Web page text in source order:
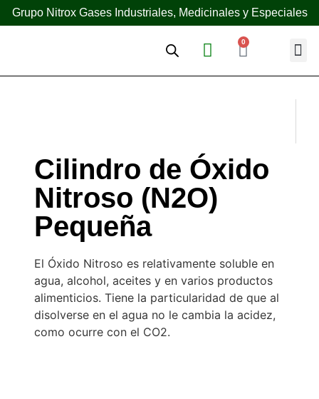
Grupo Nitrox Gases Industriales, Medicinales y Especiales
0
Cilindro de Óxido
Nitroso (N2O)
Pequeña
El Óxido Nitroso es relativamente soluble en
agua, alcohol, aceites y en varios productos
alimenticios. Tiene la particularidad de que al
disolverse en el agua no le cambia la acidez,
como ocurre con el CO2.